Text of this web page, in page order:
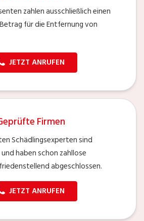
zahlen ausschließlich einen
für die Entfernung von
JETZT ANRUFEN
Firmen
Schädlingsexperten sind
haben schon zahllose
abgeschlossen.
JETZT ANRUFEN